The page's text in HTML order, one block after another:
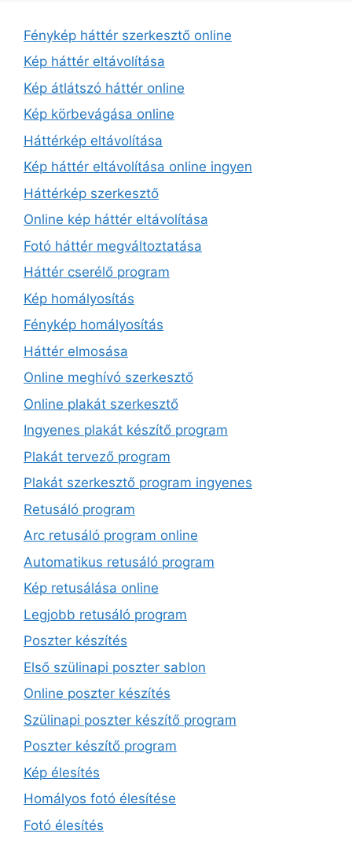
Fénykép háttér szerkesztő online
Kép háttér eltávolítása
Kép átlátszó háttér online
Kép körbevágása online
Háttérkép eltávolítása
Kép háttér eltávolítása online ingyen
Háttérkép szerkesztő
Online kép háttér eltávolítása
Fotó háttér megváltoztatása
Háttér cserélő program
Kép homályosítás
Fénykép homályosítás
Háttér elmosása
Online meghívó szerkesztő
Online plakát szerkesztő
Ingyenes plakát készítő program
Plakát tervező program
Plakát szerkesztő program ingyenes
Retusáló program
Arc retusáló program online
Automatikus retusáló program
Kép retusálása online
Legjobb retusáló program
Poszter készítés
Első szülinapi poszter sablon
Online poszter készítés
Szülinapi poszter készítő program
Poszter készítő program
Kép élesítés
Homályos fotó élesítése
Fotó élesítés